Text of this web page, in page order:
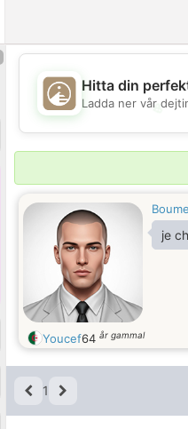
💖
Hitta din
Ladda ner vår
je
Youcef64 år gammal
1